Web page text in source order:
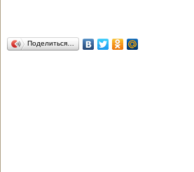
Поделиться…